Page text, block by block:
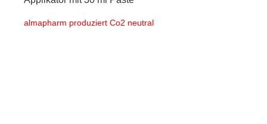
almapharm produziert Co2 neutral